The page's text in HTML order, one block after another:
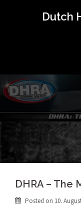
Dutch
DHRA – The
Posted on 10.